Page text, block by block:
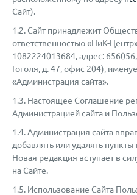
Сайт).
1.2. Сайт принадлежит
ответственностью «НиК-
1082224013684, адрес:
Гоголя, д. 47, офис 204),
«Администрация сайта».
1.3. Настоящее Соглашение
Администрацией сайта и
1.4. Администрация сайта
добавлять или удалять
Новая редакция вступает в
на Сайте.
1.5. Использование Сайта